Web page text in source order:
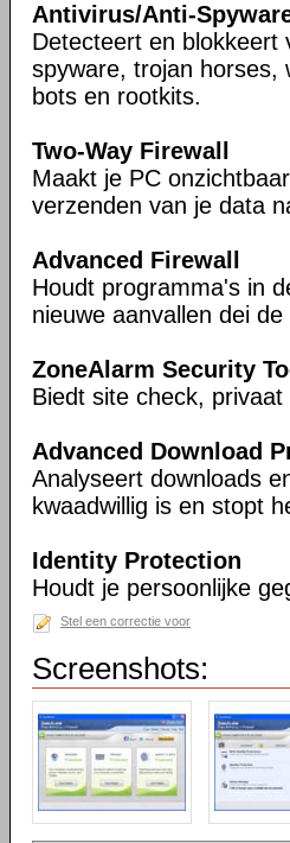
Antivirus/Anti-
Detecteert en blokkeert
spyware, trojan horses,
bots en rootkits.
Two-Way Firewall
Maakt je PC
verzenden van je data
Advanced Firewall
Houdt programma's in
nieuwe aanvallen dei
ZoneAlarm Security
Biedt site check,
Advanced Download
Analyseert downloads
kwaadwillig is en stopt
Identity Protection
Houdt je persoonlijke
Stel een correctie voor
Screenshots: